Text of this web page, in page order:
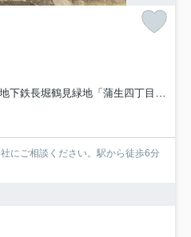
地下鉄長堀鶴見緑地「蒲生四丁目」駅 徒歩9分
にご相談ください。駅から徒歩6分